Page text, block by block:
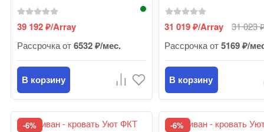
39 192₽/Array
Рассрочка от6532 ₽/мес.
В корзину
31 019₽/Array 31 023
Рассрочка от5169 ₽/
В корзину
-6% -6%